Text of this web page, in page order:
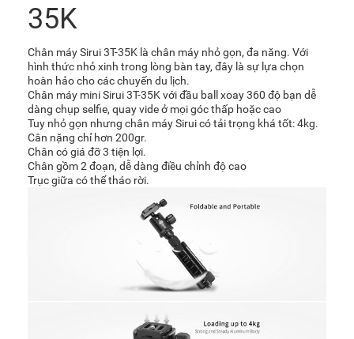
35K
Chân máy Sirui 3T-35K là chân máy nhỏ gọn, đa năng. Với
hình thức nhỏ xinh trong lòng bàn tay, đây là sự lựa chọn
hoàn hảo cho các chuyến du lịch.
Chân máy mini Sirui 3T-35K với đầu ball xoay 360 độ bạn dễ
dàng chụp selfie, quay vide ở mọi góc thấp hoặc cao
Tuy nhỏ gọn nhưng chân máy Sirui có tải trọng khá tốt: 4kg.
Cân nặng chỉ hơn 200gr.
Chân có giá đỡ 3 tiện lợi.
Chân gồm 2 đoạn, dễ dàng điều chỉnh độ cao
Trục giữa có thể tháo rời.